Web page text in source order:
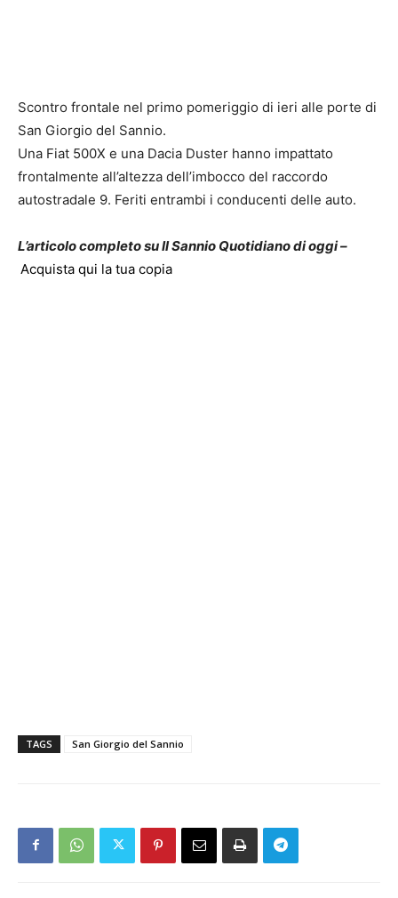
Scontro frontale nel primo pomeriggio di ieri alle porte di
San Giorgio del Sannio.
Una Fiat 500X e una Dacia Duster hanno impattato
frontalmente all’altezza dell’imbocco del raccordo
autostradale 9. Feriti entrambi i conducenti delle auto.
L’articolo completo su Il Sannio Quotidiano di oggi –
Acquista qui la tua copia
TAGS San Giorgio del Sannio